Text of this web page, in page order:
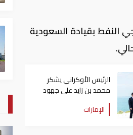
النفط بقيادة السعودية
الرئيس الأوكراني يشكر
محمد بن زايد على جهود
الإمارات في تبادل الأسرى
مع روسيا
الإمارات